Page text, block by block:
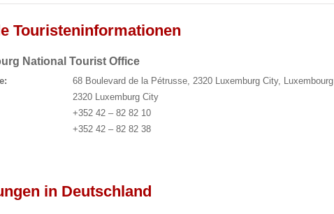
Touristeninformationen
National Tourist Office
68 Boulevard de la Pétrusse, 2320 Luxemburg City, Luxembourg
2320 Luxemburg City
+352 42 – 82 82 10
+352 42 – 82 82 38
in Deutschland